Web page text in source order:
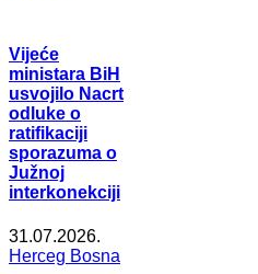
Vijeće
ministara BiH
usvojilo Nacrt
odluke o
ratifikaciji
sporazuma o
Južnoj
interkonekciji
31.07.2026.
Herceg Bosna